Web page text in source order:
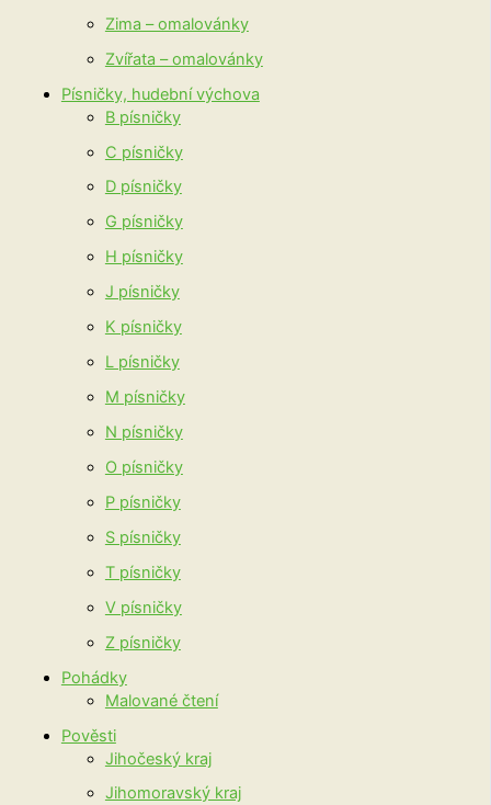
Zima – omalovánky
Zvířata – omalovánky
Písničky, hudební výchova
B písničky
C písničky
D písničky
G písničky
H písničky
J písničky
K písničky
L písničky
M písničky
N písničky
O písničky
P písničky
S písničky
T písničky
V písničky
Z písničky
Pohádky
Malované čtení
Pověsti
Jihočeský kraj
Jihomoravský kraj